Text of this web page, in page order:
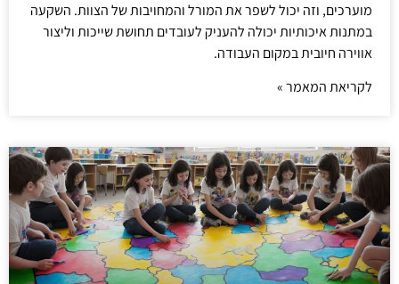
מוערכים, וזה יכול לשפר את המורל והמחויבות של הצוות. השקעה
במתנות איכותיות יכולה להעניק לעובדים תחושת שייכות וליצור
אווירה חיובית במקום העבודה.
לקריאת המאמר »